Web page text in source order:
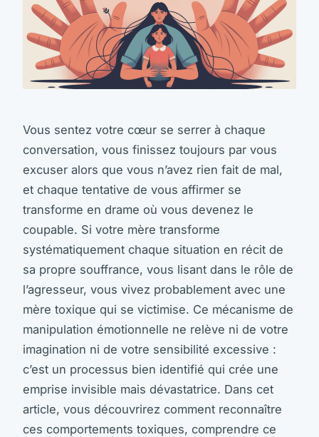
Vous sentez votre cœur se serrer à chaque
conversation, vous finissez toujours par vous
excuser alors que vous n’avez rien fait de mal,
et chaque tentative de vous affirmer se
transforme en drame où vous devenez le
coupable. Si votre mère transforme
systématiquement chaque situation en récit de
sa propre souffrance, vous lisant dans le rôle de
l’agresseur, vous vivez probablement avec une
mère toxique qui se victimise. Ce mécanisme de
manipulation émotionnelle ne relève ni de votre
imagination ni de votre sensibilité excessive :
c’est un processus bien identifié qui crée une
emprise invisible mais dévastatrice. Dans cet
article, vous découvrirez comment reconnaître
ces comportements toxiques, comprendre ce